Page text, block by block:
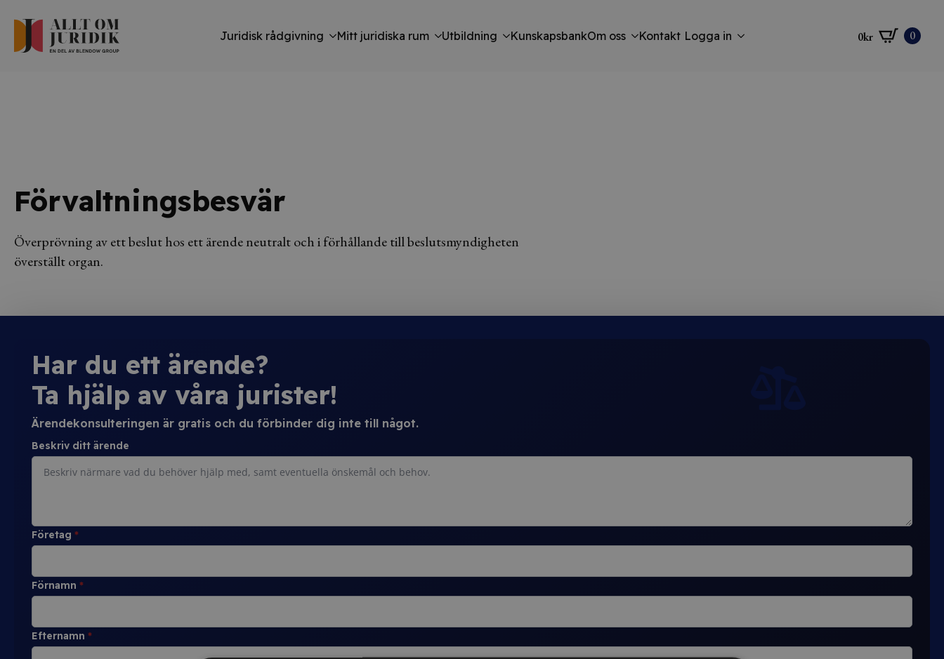
Juridisk rådgivning Mitt juridiska rum Utbildning KunskapsbankOm oss Kontakt Logga in 0kr 0
Förvaltningsbesvär
Överprövning av ett beslut hos ett ärende neutralt och i förhållande till beslutsmyndigheten
överställt organ.
Har du ett ärende?
Ta hjälp av våra jurister!
Ärendekonsulteringen är gratis och du förbinder dig inte till något.
Beskriv ditt ärende
Företag *
Förnamn *
Efternamn *